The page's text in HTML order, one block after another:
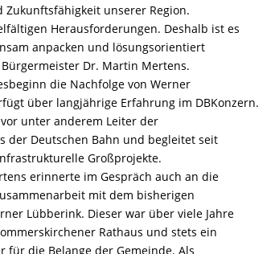
unserer Region.
Herausforderungen. Deshalb ist es
anpacken und lösungsorientiert
Dr. Martin Mertens.
die Nachfolge von Werner
über langjährige Erfahrung im DBKonzern.
unter anderem Leiter der
der Deutschen Bahn und begleitet seit
Großprojekte.
erinnerte im Gespräch auch an die
mit dem bisherigen
Lübberink. Dieser war über viele Jahre
Rathaus und stets ein
für die Belange der Gemeinde. Als